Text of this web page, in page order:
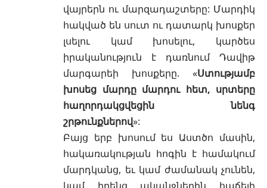
վայրերն ու մարզադաշտերը: Մարդիկ
հակված են սուտ ու դատարկ խոսքեր
լսելու կամ խոսելու, կարծես
իրականություն է դառնում Դավիթ
մարգարեի խոսքերը. «Ստությամբ
խոսեց մարդը մարդու հետ, սրտերը
հաղորդակցվեցին նենգ
շրթունքներով»:
Բայց երբ խոսում ես Աստծո մասին,
հակառակության հոգին է համակում
մարդկանց, եւ կամ ժամանակ չունեն,